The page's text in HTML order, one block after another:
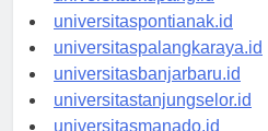
universitaskupang.id
universitaspontianak.id
universitaspalangkaraya.id
universitasbanjarbaru.id
universitastanjungselor.id